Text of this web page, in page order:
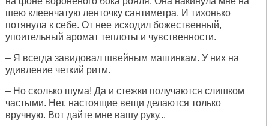
шею клеенчатую ленточку сантиметра. И тихонько
потянула к себе. От нее исходил божественный,
упоительный аромат теплоты и чувственности.
– Я всегда завидовал швейным машинкам. У них на
удивление четкий ритм.
– Но сколько шума! Да и стежки получаются слишком
частыми. Нет, настоящие вещи делаются только
вручную. Вот дайте мне вашу руку...